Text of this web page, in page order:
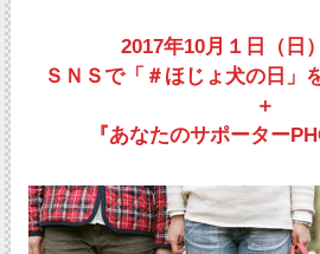
2017年10月１日（日
ＳＮＳで「＃ほじょ犬の日」
＋
『あなたのサポーター